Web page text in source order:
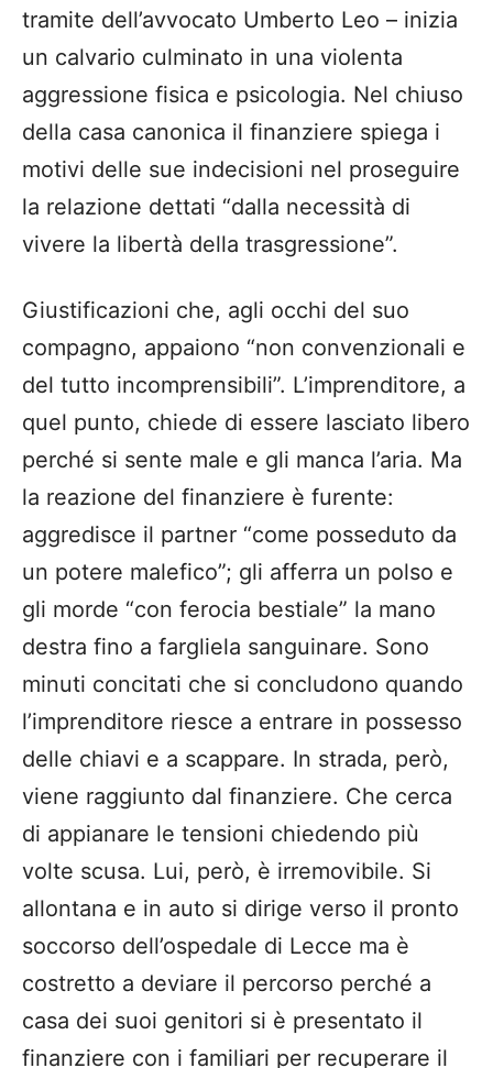
tramite dell’avvocato Umberto Leo – inizia
un calvario culminato in una violenta
aggressione fisica e psicologia. Nel chiuso
della casa canonica il finanziere spiega i
motivi delle sue indecisioni nel proseguire
la relazione dettati “dalla necessità di
vivere la libertà della trasgressione”.
Giustificazioni che, agli occhi del suo
compagno, appaiono “non convenzionali e
del tutto incomprensibili”. L’imprenditore, a
quel punto, chiede di essere lasciato libero
perché si sente male e gli manca l’aria. Ma
la reazione del finanziere è furente:
aggredisce il partner “come posseduto da
un potere malefico”; gli afferra un polso e
gli morde “con ferocia bestiale” la mano
destra fino a fargliela sanguinare. Sono
minuti concitati che si concludono quando
l’imprenditore riesce a entrare in possesso
delle chiavi e a scappare. In strada, però,
viene raggiunto dal finanziere. Che cerca
di appianare le tensioni chiedendo più
volte scusa. Lui, però, è irremovibile. Si
allontana e in auto si dirige verso il pronto
soccorso dell’ospedale di Lecce ma è
costretto a deviare il percorso perché a
casa dei suoi genitori si è presentato il
finanziere con i familiari per recuperare il